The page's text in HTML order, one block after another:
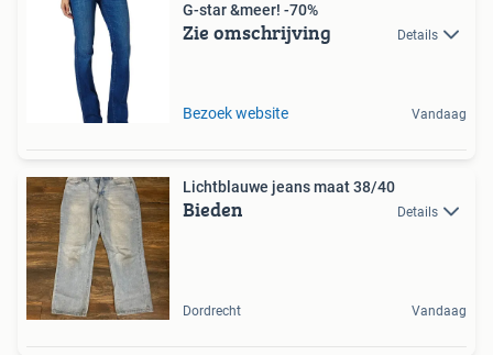
G-star &meer! -70%
Zie omschrijving Details
Bezoek website Vandaag
Lichtblauwe jeans maat 38/40
Bieden Details
Dordrecht Vandaag